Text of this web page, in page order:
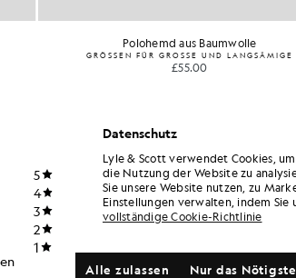
Polohemd aus Baumwolle
GRÖSSEN FÜR GROSSE UND LANGSÄMIGE
£55.00
Datenschutz
Lyle & Scott verwendet Cookies,
die Nutzung der Website zu
Sie unsere Website nutzen, zu
Einstellungen verwalten, indem Sie
vollständige Cookie-Richtlinie
Nur das
Alle zulassen